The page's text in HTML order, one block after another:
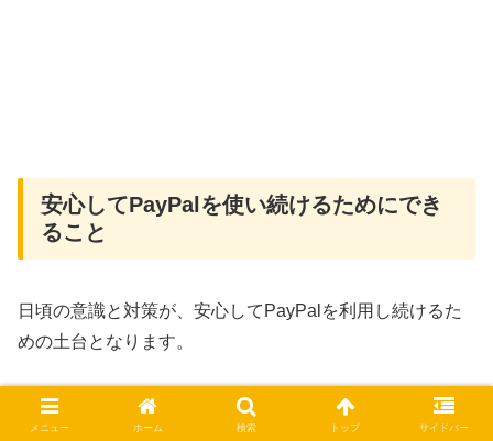
安心してPayPalを使い続けるためにでき
ること
日頃の意識と対策が、安心してPayPalを利用し続けるた
めの土台となります。
「買い手保護制度」とその適用条件
メニュー ホーム 検索 トップ サイドバー